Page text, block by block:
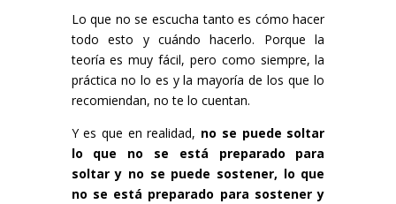
Lo que no se escucha tanto es cómo hacer
todo esto y cuándo hacerlo. Porque la
teoría es muy fácil, pero como siempre, la
práctica no lo es y la mayoría de los que lo
recomiendan, no te lo cuentan.
Y es que en realidad, no se puede soltar
lo que no se está preparado para
soltar y no se puede sostener, lo que
no se está preparado para sostener y